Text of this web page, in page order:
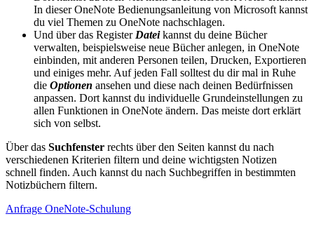
In dieser OneNote Bedienungsanleitung von Microsoft kannst
du viel Themen zu OneNote nachschlagen.
Und über das Register Dateikannst du deine Bücher
verwalten, beispielsweise neue Bücher anlegen, in OneNote
einbinden, mit anderen Personen teilen, Drucken, Exportieren
und einiges mehr. Auf jeden Fall solltest du dir mal in Ruhe
die Optionen ansehen und diese nach deinen Bedürfnissen
anpassen. Dort kannst du individuelle Grundeinstellungen zu
allen Funktionen in OneNote ändern. Das meiste dort erklärt
sich von selbst.
Über das Suchfenster rechts über den Seiten kannst du nach
verschiedenen Kriterien filtern und deine wichtigsten Notizen
schnell finden. Auch kannst du nach Suchbegriffen in bestimmten
Notizbüchern filtern.
Anfrage OneNote-Schulung